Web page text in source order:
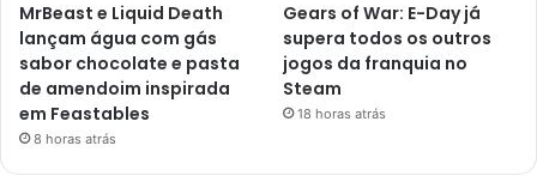
MrBeast e Liquid Death
lançam água com gás
sabor chocolate e pasta
de amendoim inspirada
em Feastables
8 horas atrás
Gears of War: E-Day já
supera todos os outros
jogos da franquia no
Steam
18 horas atrás